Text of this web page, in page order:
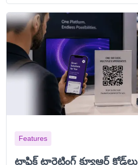
Features
ట్రాఫిక్ టార్గెటింగ్ క్యూఆర్ కోడ్‌లు